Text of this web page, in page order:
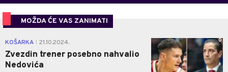
MOŽDA ĆE VAS ZANIMATI
KOŠARKA 21.10.2024.
Zvezdin trener posebno nahvalio
Nedovića
0